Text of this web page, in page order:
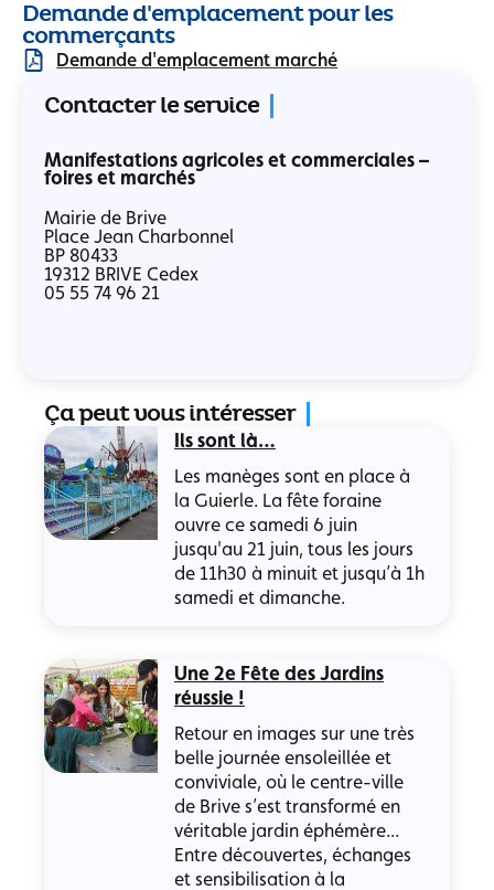
Contacter le service
Manifestations agricoles et commerciales –
foires et marchés
Mairie de Brive
Place Jean Charbonnel
BP 80433
19312 BRIVE Cedex
05 55 74 96 21
Ça peut vous intéresser
Ils sont là…
Les manèges sont en place à
la Guierle. La fête foraine
ouvre ce samedi 6 juin
jusqu'au 21 juin, tous les jours
de 11h30 à minuit et jusqu’à 1h
samedi et dimanche.
Une 2e Fête des Jardins
réussie !
Retour en images sur une très
belle journée ensoleillée et
conviviale, où le centre-ville
de Brive s’est transformé en
véritable jardin éphémère...
Entre découvertes, échanges
et sensibilisation à la
Demande d'emplacement pour les
commerçants
Demande d'emplacement marché